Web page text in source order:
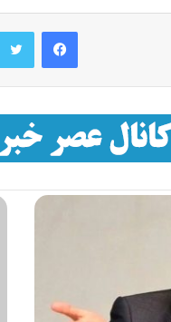
فیسبوک